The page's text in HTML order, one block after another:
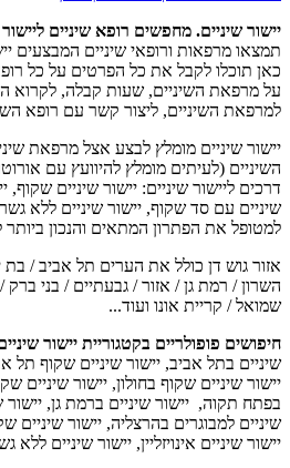
שיניים. מחפשים רופא שיניים ליישור
מרפאות ורופאי שיניים המבצעים
תוכלו לקבל את כל הפרטים על כל רופא
מרפאת השיניים, שעות קבלה, לקרוא
השיניים, ליצור קשר עם רופא
שיניים מומלץ לבצע אצל מרפאת שיניים
(לעיתים מומלץ להיוועץ עם
ליישור שיניים: יישור שיניים שקוף,
עם סד שקוף, יישור שיניים ללא גשר
את הפתרון המתאים והנכון ביותר
גוש דן כולל את הערים תל אביב / בת
/ רמת גן / אזור / גבעתיים / בני ברק /
/ קריית אונו ועוד...
פופולריים בקטגוריית יישור שיניים
בתל אביב, יישור שיניים שקוף תל
שיניים שקוף בחולון, יישור שיניים
תקוה, יישור שיניים ברמת גן, יישור
למבוגרים בהרצליה, יישור שיניים
שיניים אינויזליין, יישור שיניים ללא גשר